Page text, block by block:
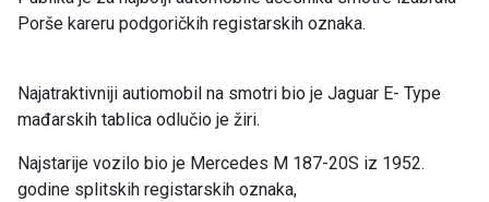
Porše kareru podgoričkih registarskih oznaka.
Najatraktivniji autiomobil na smotri bio je Jaguar E- Type
mađarskih tablica odlučio je žiri.
Najstarije vozilo bio je Mercedes M 187-20S iz 1952.
godine splitskih registarskih oznaka,